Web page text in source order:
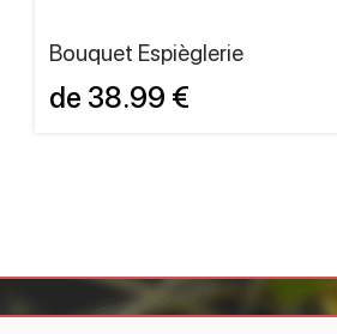
Bouquet Espièglerie
de 38.99 €